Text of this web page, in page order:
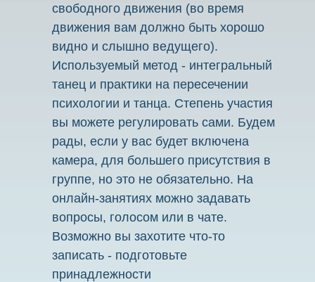
свободного движения (во время
движения вам должно быть хорошо
видно и слышно ведущего).
Используемый метод - интегральный
танец и практики на пересечении
психологии и танца. Степень участия
вы можете регулировать сами. Будем
рады, если у вас будет включена
камера, для большего присутствия в
группе, но это не обязательно. На
онлайн-занятиях можно задавать
вопросы, голосом или в чате.
Возможно вы захотите что-то
записать - подготовьте
принадлежности